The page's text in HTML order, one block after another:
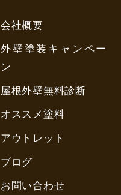
会社概要
外壁塗装キャンペー
ン
屋根外壁無料診断
オススメ塗料
アウトレット
ブログ
お問い合わせ